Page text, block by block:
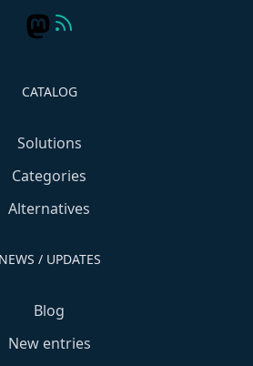
CATALOG
Solutions
Categories
Alternatives
NEWS / UPDATES
Blog
New entries